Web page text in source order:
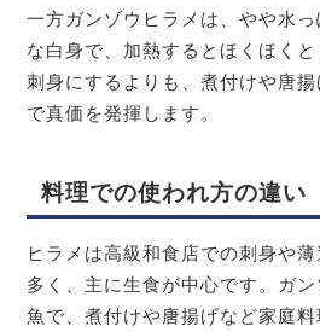
一方ガンゾウヒラメは、やや水
な白身で、加熱するとほくほくと
刺身にするよりも、煮付けや唐
で真価を発揮します。
料理での使われ方の違い
ヒラメは高級和食店での刺身や
多く、主に生食が中心です。ガ
魚で、煮付けや唐揚げなど家庭